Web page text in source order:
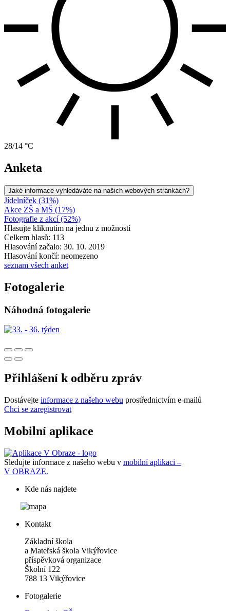
28/14 °C
Anketa
Jaké informace vyhledáváte na našich webových stránkách?
Jídelníček (31%)
Akce ZŠ a MŠ (17%)
Fotografie z akcí (52%)
Hlasujte kliknutím na jednu z možností
Celkem hlasů: 113
Hlasování začalo: 30. 10. 2019
Hlasování končí: neomezeno
seznam všech anket
Fotogalerie
Náhodná fotogalerie
Přihlášení k odběru zpráv
Dostávejte informace z našeho webu prostřednictvím e-mailů
Chci se zaregistrovat
Mobilní aplikace
Sledujte informace z našeho webu v mobilní aplikaci –
V OBRAZE.
Kde nás najdete
Kontakt
Základní škola
a Mateřská škola Vikýřovice
příspěvková organizace
Školní 122
788 13 Vikýřovice
Fotogalerie